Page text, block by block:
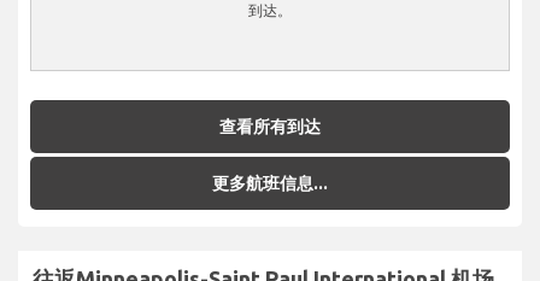
到达。
查看所有到达
更多航班信息...